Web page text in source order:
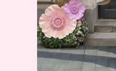
Стоимость